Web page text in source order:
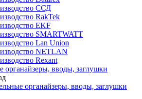
ССД
RakTek
EKF
SMARTWATT
Lan Union
NETLAN
Rexant
органайзеры, вводы, заглушки
органайзеры, вводы, заглушки